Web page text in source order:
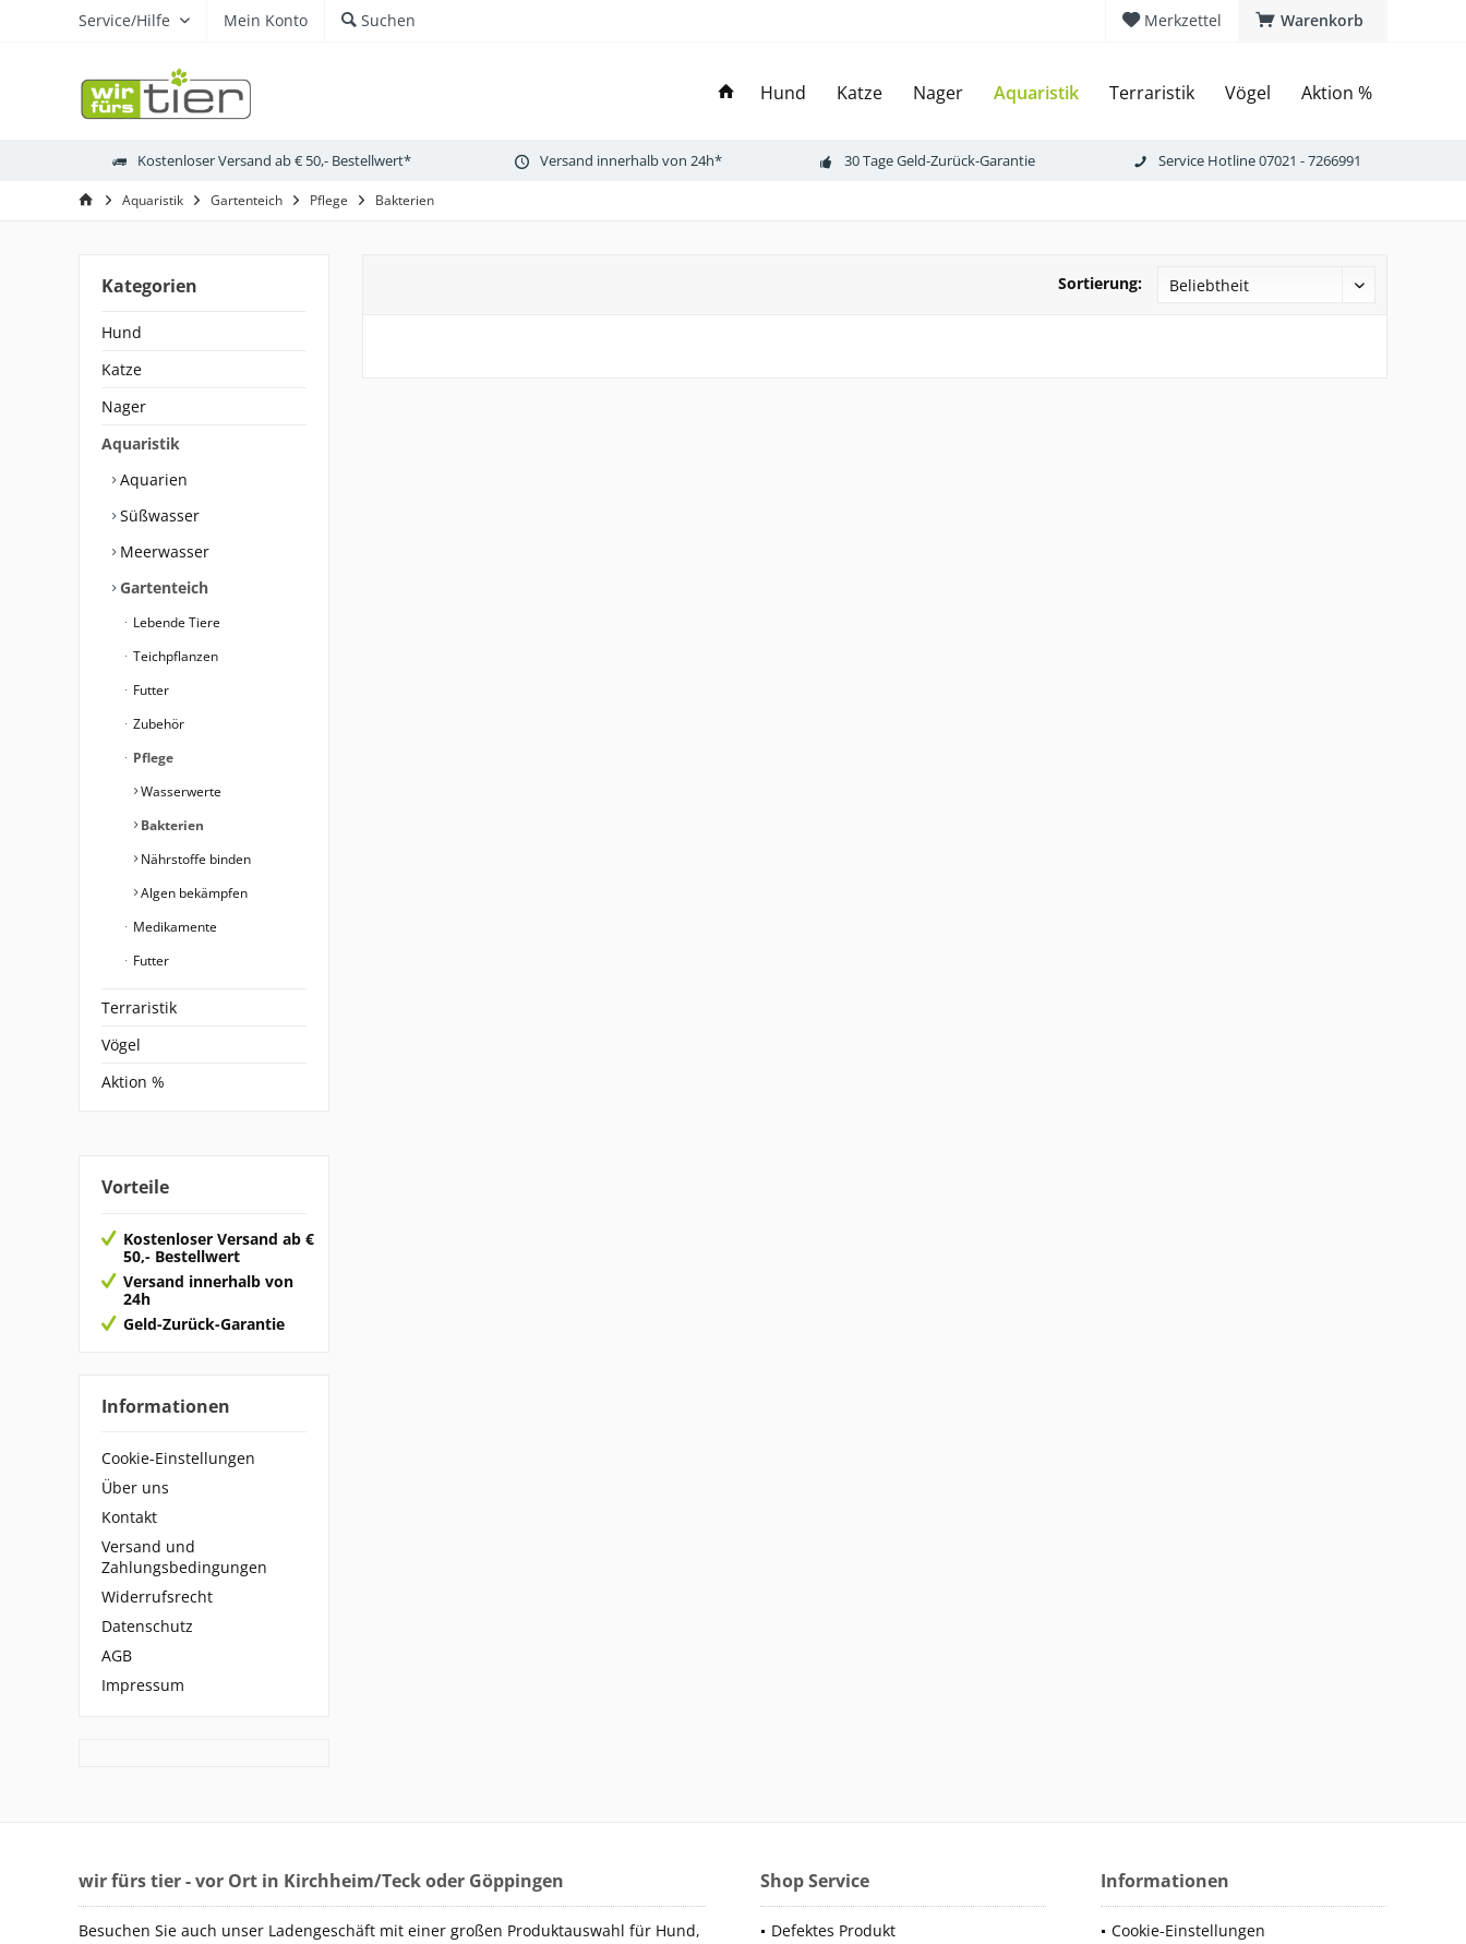
Warenkorb
Merkzettel
Service/Hilfe Mein Konto Suchen
Hund Katze Nager Aquaristik Terraristik Vögel Aktion %
Kostenloser Versand ab € 50,- Bestellwert* Versand innerhalb von 24h* 30 Tage Geld-Zurück-Garantie Service Hotline 07021 - 7266991
Aquaristik Gartenteich Pflege Bakterien
Kategorien
Hund
Katze
Nager
Aquaristik
Aquarien
Süßwasser
Meerwasser
Gartenteich
Lebende Tiere
Teichpflanzen
Futter
Zubehör
Pflege
Wasserwerte
Bakterien
Nährstoffe binden
Algen bekämpfen
Medikamente
Futter
Terraristik
Vögel
Aktion %
Vorteile
Kostenloser Versand ab €
50,- Bestellwert
Versand innerhalb von
24h
Geld-Zurück-Garantie
Informationen
Cookie-Einstellungen
Über uns
Kontakt
Versand und
Zahlungsbedingungen
Widerrufsrecht
Datenschutz
AGB
Impressum
Sortierung:
wir fürs tier - vor Ort in Kirchheim/Teck oder Göppingen
Besuchen Sie auch unser Ladengeschäft mit einer großen Produktauswahl für Hund,
Shop Service
Defektes Produkt
Informationen
Cookie-Einstellungen